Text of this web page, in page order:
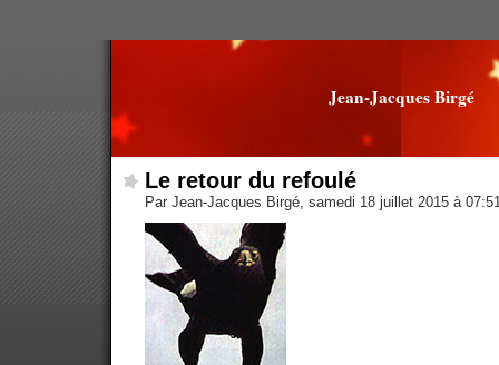
Jean-Jacques Birgé
Le retour du refoulé
Par Jean-Jacques Birgé, samedi 18 juillet 2015 à